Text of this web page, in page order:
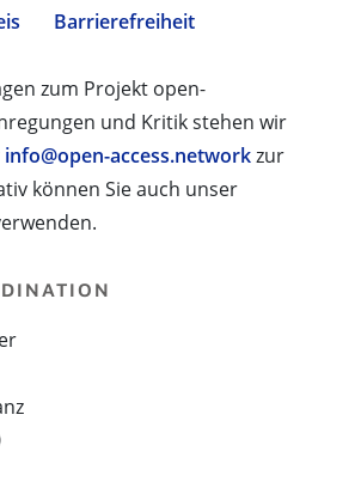
Barrierefreiheit
zum Projekt open-
und Kritik stehen wir
info@open-access.networkzur
können Sie auch unser